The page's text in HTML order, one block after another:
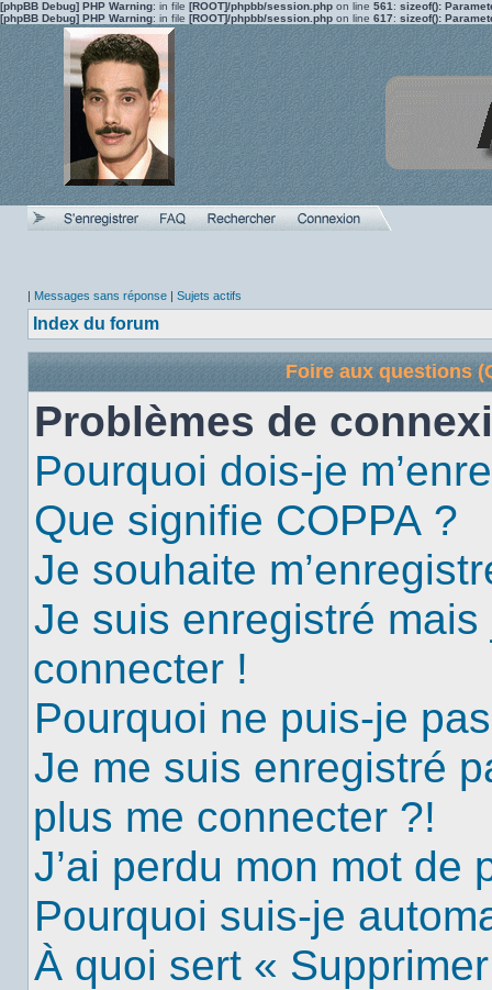
[phpBB Debug] PHP Warning: in file [ROOT]/phpbb/session.php on line 561 : sizeof():
[phpBB Debug] PHP Warning: in file [ROOT]/phpbb/session.php on line 617: sizeof():
| Messages sans réponse | Sujets actifs
Index du forum
Foire aux questions
Problèmes de
Pourquoi dois-je
Que signifie COPPA ?
Je souhaite
Je suis enregistré
connecter !
Pourquoi ne puis-je
Je me suis enregistré
plus me connecter ?!
J’ai perdu mon mot de
Pourquoi suis-je
À quoi sert «